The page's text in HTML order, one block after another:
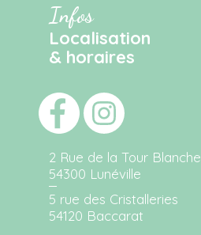
Infos
Localisation
& horaires
2 Rue de la Tour Blanche
54300 Lunéville
5 rue des Cristalleries
54120 Baccarat